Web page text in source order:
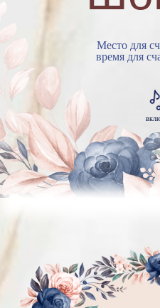
Место для
время для